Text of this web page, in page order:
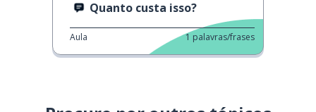
Quanto custa isso?
Aula 1 palavras/frases